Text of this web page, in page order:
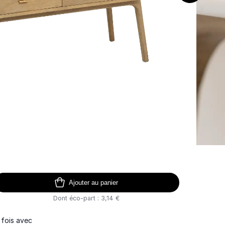
Ajouter au panier
Dont éco-part : 3,14 €
fois avec